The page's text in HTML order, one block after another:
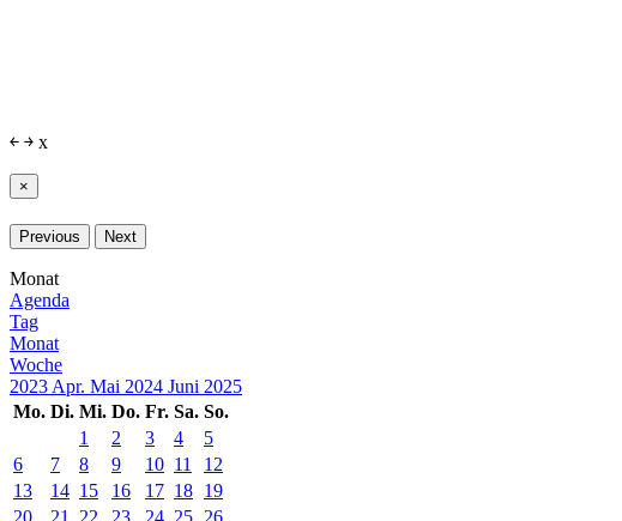
￩ ￫ x
×
Previous Next
Monat
Agenda
Tag
Monat
Woche
2023 Apr. Mai 2024 Juni 2025
Mo. Di. Mi. Do. Fr. Sa. So.
1
2 3 4
5
6
7 8 9 10 11
12
13
14 15 16 17 18 19
20
21 22 23 24 25 26